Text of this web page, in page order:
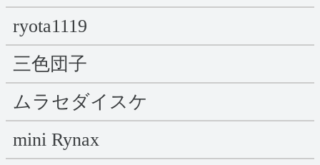
ryota1119
三色団子
ムラセダイスケ
mini Rynax